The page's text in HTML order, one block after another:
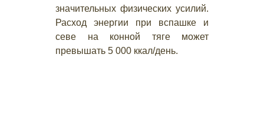
значительных физических усилий.
Расход энергии при вспашке и
севе на конной тяге может
превышать 5 000 ккал/день.